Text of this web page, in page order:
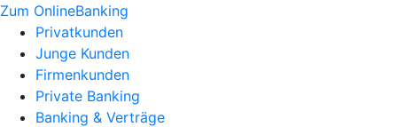
Zum OnlineBanking
Privatkunden
Junge Kunden
Firmenkunden
Private Banking
Banking & Verträge